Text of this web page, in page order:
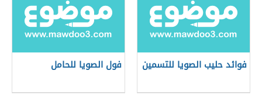
فوائد حليب الصويا للتسمين فول الصويا للحامل